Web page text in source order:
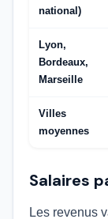
national)
Lyon,
Bordeaux,
Marseille
Villes
moyennes
Salaires
Les revenus